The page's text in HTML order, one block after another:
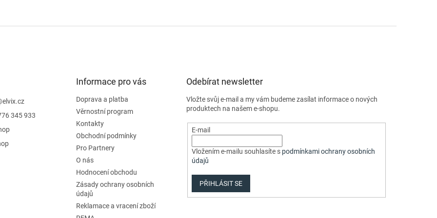
elvix.cz
345 933
Informace pro vás
Doprava a platba
Věrnostní program
Kontakty
Obchodní podmínky
Pro Partnery
O nás
Hodnocení obchodu
Zásady ochrany osobních
údajů
Reklamace a vracení zboží
Odebírat newsletter
Vložte svůj e-mail a my vám budeme zasílat informace o nových
produktech na našem e-shopu.
E-mail
Vložením e-mailu souhlasíte s podmínkami ochrany osobních
údajů
PŘIHLÁSIT SE